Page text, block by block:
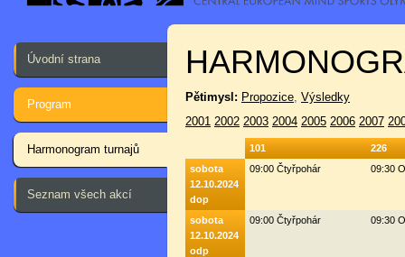
Úvodní strana
Program
Harmonogram turnajů
Seznam všech akcí
Pětimysl: Propozice, Výsledky
2001 2002 2003 2004 2005 2006 2007
101
226
sobota
12.10.2024
dop
09:00 Čtyřpohár 09:30
sobota
12.10.2024
odp
09:00 Čtyřpohár 09:30